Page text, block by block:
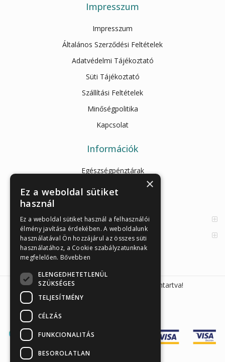
Impresszum
Impresszum
Általános Szerződési Feltételek
Adatvédelmi Tájékoztató
Süti Tájékoztató
Szállítási Feltételek
Minőségpolitika
Kapcsolat
Információk
Egészségpénztárak
Cikkek
Enzimes béldaganatszűrés
Orvosi információk
Sunmed Kft. 2026 © Minden jog fenntartva!
×
Ez a weboldal sütiket
használ
Ez a weboldal sütiket használ a felhasználói
élmény javítása érdekében. A weboldalunk
használatával Ön hozzájárul az összes süti
használatához, a Cookie szabályzatunknak
megfelelően. Bővebben
ELENGEDHETETLENÜL
SZÜKSÉGES
TELJESÍTMÉNY
CÉLZÁS
FUNKCIONALITÁS
BESOROLATLAN